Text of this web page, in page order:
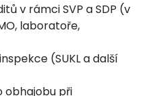
v rámci SVP a SDP (v
laboratoře,
(SUKL a další
obhajobu při